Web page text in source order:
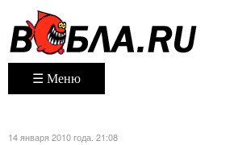
☰ Меню
14 января 2010 года. 21:08